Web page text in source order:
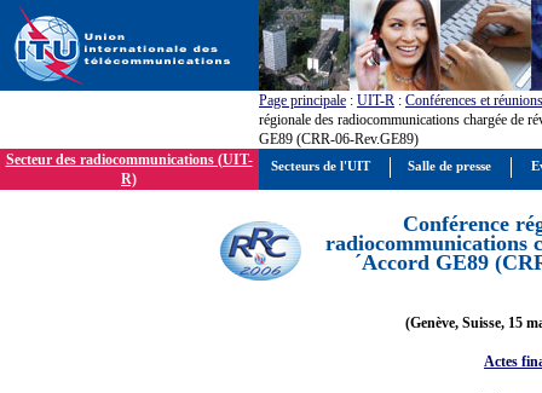
Page principale : UIT-R : Conférences et réunions
régionale des radiocommunications chargée de
GE89 (CRR-06-Rev.GE89)
Secteur des radiocommunications (UIT-
R)
Conférence
radiocommunications
´Accord GE89
(Genève, Suisse, 15
Actes
Secteurs de l'UIT Salle de presse